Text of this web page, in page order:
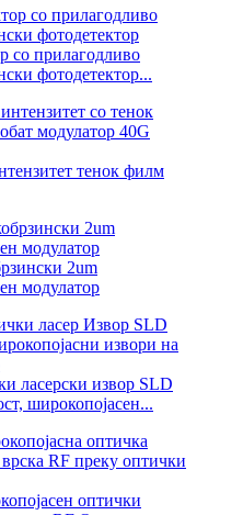
со прилагодливо
фотодетектор...
тенок филм
2um
модулатор
ласерски извор SLD
широкопојасен...
оптички